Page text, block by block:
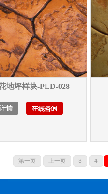
地坪样块-PLD-028
第一页 上一页 3 4